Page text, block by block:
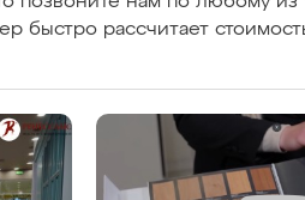
быстро рассчитает